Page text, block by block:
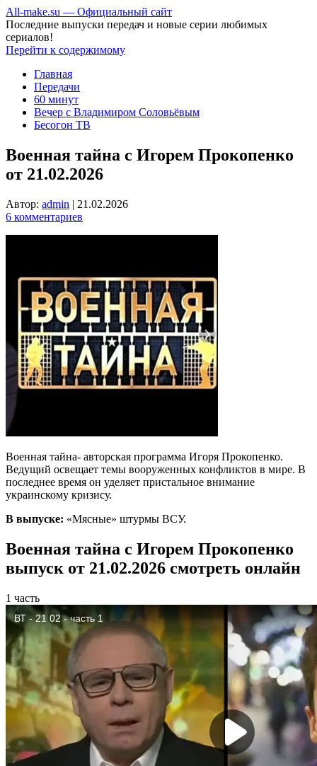
All-make.su — Официальный сайт
Последние выпуски передач и новые серии любимых
сериалов!
Перейти к содержимому
Главная
Передачи
60 минут
Вечер с Владимиром Соловьёвым
Бесогон ТВ
Военная тайна с Игорем Прокопенко
от 21.02.2026
Автор: admin | 21.02.2026
6 комментариев
Военная тайна- авторская программа Игоря Прокопенко.
Ведущий освещает темы вооруженных конфликтов в мире. В
последнее время он уделяет пристальное внимание
украинскому кризису.
В выпуске: «Мясные» штурмы ВСУ.
Военная тайна с Игорем Прокопенко
выпуск от 21.02.2026 смотреть онлайн
1 часть